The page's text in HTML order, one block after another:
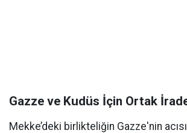
Gazze ve Kudüs İçin Ortak
Mekke’deki birlikteliğin Gazze'nin